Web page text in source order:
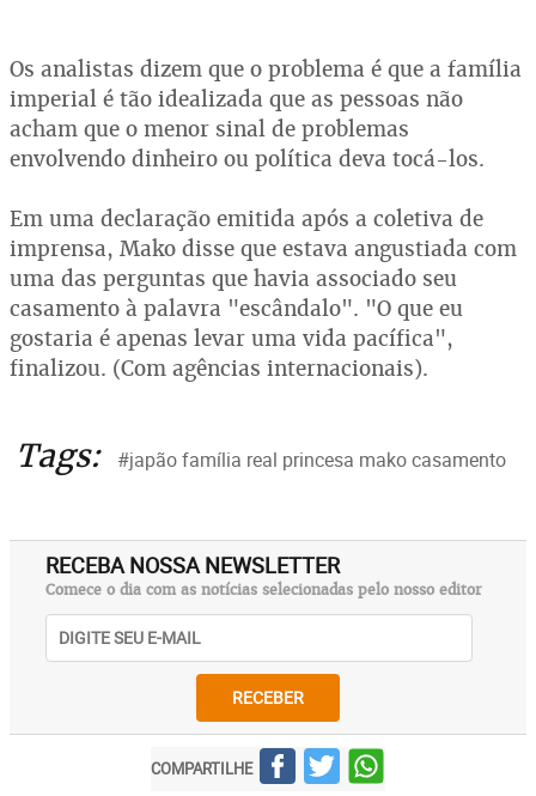
Os analistas dizem que o problema é que a família
imperial é tão idealizada que as pessoas não
acham que o menor sinal de problemas
envolvendo dinheiro ou política deva tocá-los.
Em uma declaração emitida após a coletiva de
imprensa, Mako disse que estava angustiada com
uma das perguntas que havia associado seu
casamento à palavra "escândalo". "O que eu
gostaria é apenas levar uma vida pacífica",
finalizou. (Com agências internacionais).
Tags: #japão família real princesa mako casamento
RECEBA NOSSA NEWSLETTER
Comece o dia com as notícias selecionadas pelo nosso editor
RECEBER
COMPARTILHE